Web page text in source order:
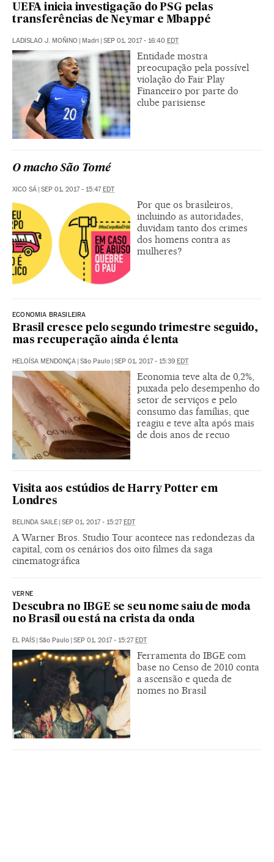
UEFA inicia investigação do PSG pelas
transferências de Neymar e Mbappé
LADISLAO J. MOÑINO | Madri | SEP 01, 2017 - 16:40 EDT
Entidade mostra
preocupação pela possível
violação do Fair Play
Financeiro por parte do
clube parisiense
O macho São Tomé
XICO SÁ | SEP 01, 2017 - 15:47EDT
Por que os brasileiros,
incluindo as autoridades,
duvidam tanto dos crimes
dos homens contra as
mulheres?
ECONOMIA BRASILEIRA
Brasil cresce pelo segundo trimestre seguido,
mas recuperação ainda é lenta
HELOÍSA MENDONÇA | São Paulo | SEP 01, 2017 - 15:39 EDT
Economia teve alta de 0,2%,
puxada pelo desempenho do
setor de serviços e pelo
consumo das famílias, que
reagiu e teve alta após mais
de dois anos de recuo
Visita aos estúdios de Harry Potter em
Londres
BELINDA SAILE | SEP 01, 2017 - 15:27EDT
A Warner Bros. Studio Tour acontece nas redondezas da
capital, com os cenários dos oito filmes da saga
cinematográfica
VERNE
Descubra no IBGE se seu nome saiu de moda
no Brasil ou está na crista da onda
EL PAÍS | São Paulo | SEP 01, 2017 - 15:27EDT
Ferramenta do IBGE com
base no Censo de 2010 conta
a ascensão e queda de
nomes no Brasil